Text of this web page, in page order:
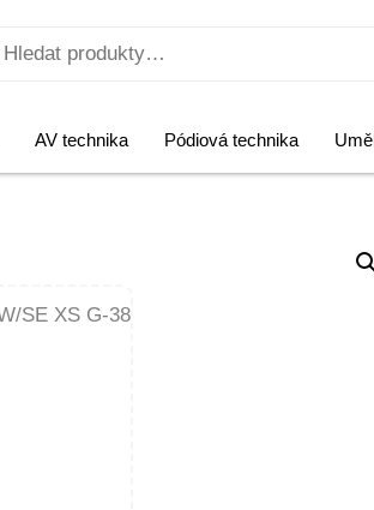
AV technika Pódiová technika